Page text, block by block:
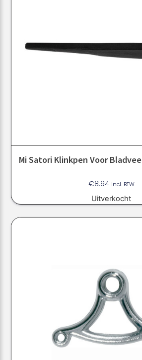
Mi Satori Klinkpen Voor
€8.94 Incl. BTW
Uitverkocht